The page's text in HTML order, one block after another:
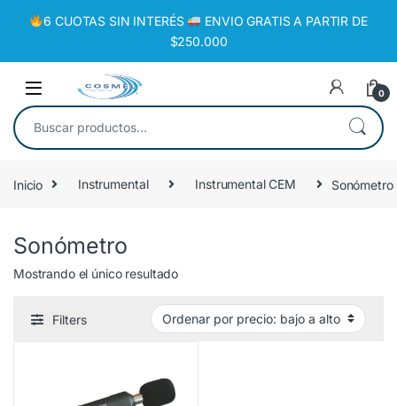
6 CUOTAS SIN INTERÉS
ENVIO GRATIS A PARTIR DE
$250.000
0
Inicio Instrumental Instrumental CEM Sonómetro
Sonómetro
Mostrando el único resultado
Filters